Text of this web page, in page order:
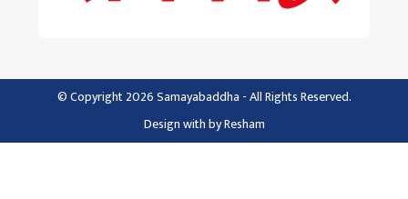
© Copyright 2026 Samayabaddha - All Rights Reserved.
Design withbyResham